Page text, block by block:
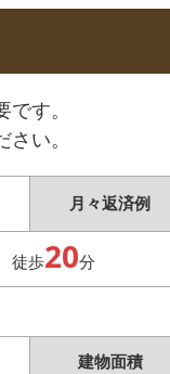
です。
い。
月々返済例
徒歩20分
建物面積